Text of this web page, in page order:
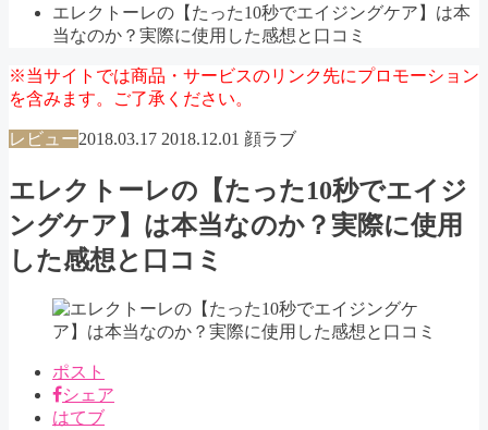
エレクトーレの【たった10秒でエイジングケア】は本
当なのか？実際に使用した感想と口コミ
※当サイトでは商品・サービスのリンク先にプロモーション
を含みます。ご了承ください。
レビュー2018.03.17 2018.12.01 顔ラブ
エレクトーレの【たった10秒でエイジ
ングケア】は本当なのか？実際に使用
した感想と口コミ
ポスト
シェア
はてブ